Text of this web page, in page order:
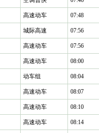
高速动车 07:48
城际高速 07:56
高速动车 07:56
高速动车 08:00
动车组 08:04
高速动车 08:07
高速动车 08:10
高速动车 08:14